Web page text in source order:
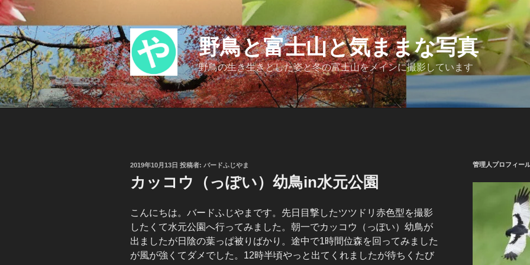
コ
ン
テ
ン
ツ
へ
ス
キ
野鳥と富士山と気ままな写真
野鳥の生き生きとした姿と冬の富士山をメインに撮影しています
投
日:
2019年10月13日 投稿者: バードふじやま
カッコウ（っぽい）幼鳥in水元公園
こんにちは。バードふじやまです。先日目撃したツツドリ赤色型を撮影
したくて水元公園へ行ってみました。朝一でカッコウ（っぽい）幼鳥が
出ましたが日陰の葉っぱ被りばかり。途中で1時間位森を回ってみました
が風が強くてダメでした。12時半頃やっと出てくれましたが待ちくたび
管理人プロフィー